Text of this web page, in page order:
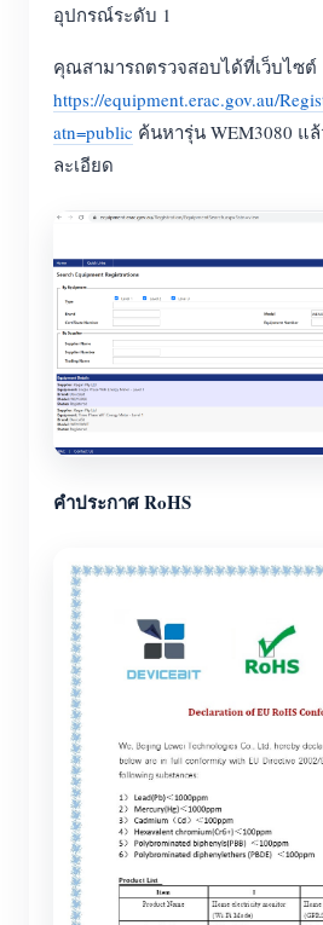
อุปกรณ์ระดับ 1
คุณสามารถตรวจสอบได้ที่เว็บไซต์
https://equipment.erac.gov.au/
atn=public ค้นหารุ่น WEM3080 แ
ละเอียด
คำประกาศ RoHS